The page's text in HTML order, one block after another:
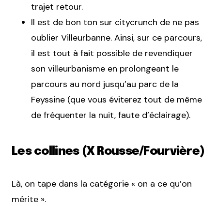
trajet retour.
Il est de bon ton sur citycrunch de ne pas
oublier Villeurbanne. Ainsi, sur ce parcours,
il est tout à fait possible de revendiquer
son villeurbanisme en prolongeant le
parcours au nord jusqu’au parc de la
Feyssine (que vous éviterez tout de même
de fréquenter la nuit, faute d’éclairage).
Les collines (X Rousse/Fourvière)
Là, on tape dans la catégorie « on a ce qu’on
mérite ».